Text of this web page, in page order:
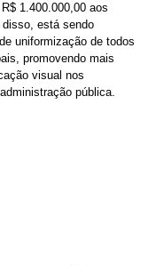
1.400.000,00 aos
está sendo
uniformização de todos
promovendo mais
visual nos
pública.